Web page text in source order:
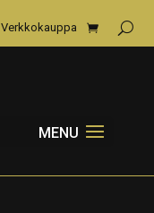
Verkkokauppa